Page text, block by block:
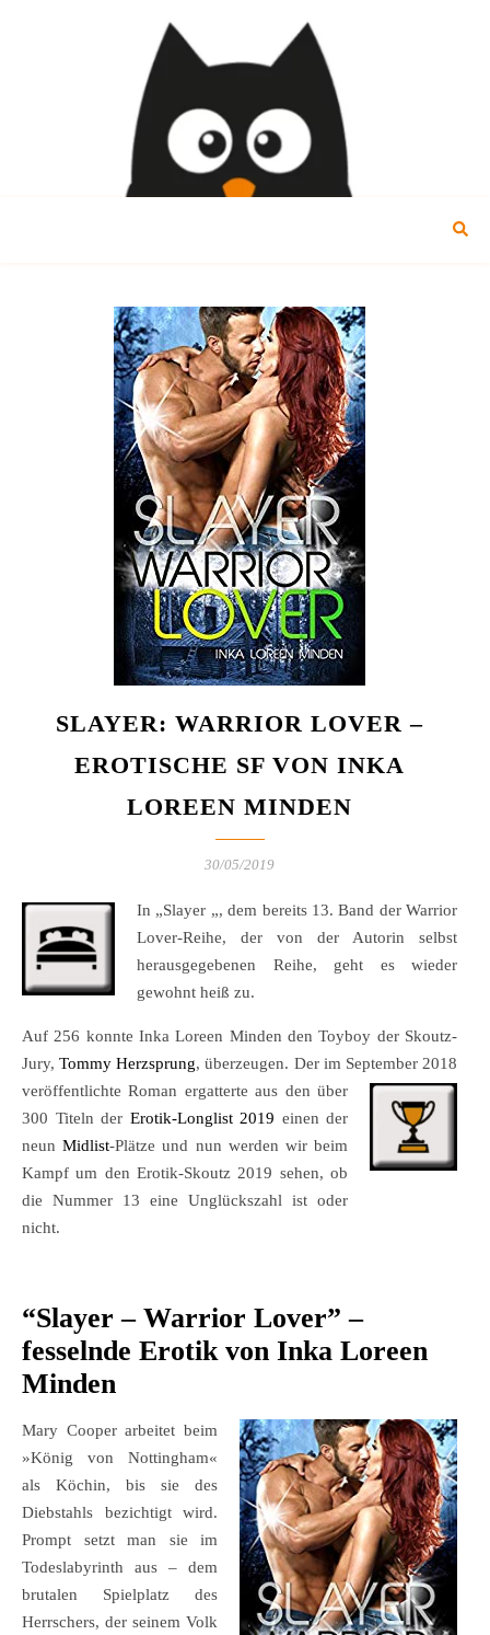
SLAYER: WARRIOR LOVER –
EROTISCHE SF VON INKA
LOREEN MINDEN
30/05/2019
In „Slayer „, dem bereits 13. Band der Warrior
Lover-Reihe, der von der Autorin selbst
herausgegebenen Reihe, geht es wieder
gewohnt heiß zu.
Auf 256 konnte Inka Loreen Minden den Toyboy der Skoutz-
Jury,Tommy Herzsprung, überzeugen. Der im September 2018
veröffentlichte Roman ergatterteaus den über
300 Titeln der Erotik-Longlist 2019 einen der
neunMidlist-Plätze und nun werden wir beim
Kampf um den Erotik-Skoutz 2019 sehen, ob
die Nummer 13 eine Unglückszahl ist oder
nicht.
“Slayer – Warrior Lover” –
fesselnde Erotik von Inka Loreen
Minden
Mary Cooper arbeitet beim
»König von Nottingham«
als Köchin, bis sie des
Diebstahls bezichtigt wird.
Prompt setzt man sie im
Todeslabyrinth aus – dem
brutalen Spielplatz des
Herrschers, der seinem Volk